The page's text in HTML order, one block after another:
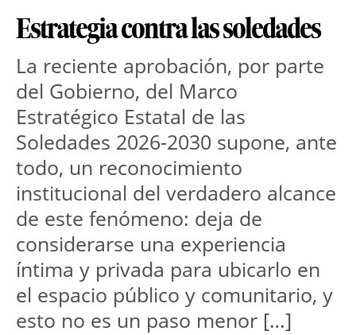
Estrategia contra las soledades
La reciente aprobación, por parte
del Gobierno, del Marco
Estratégico Estatal de las
Soledades 2026-2030 supone, ante
todo, un reconocimiento
institucional del verdadero alcance
de este fenómeno: deja de
considerarse una experiencia
íntima y privada para ubicarlo en
el espacio público y comunitario, y
esto no es un paso menor […]